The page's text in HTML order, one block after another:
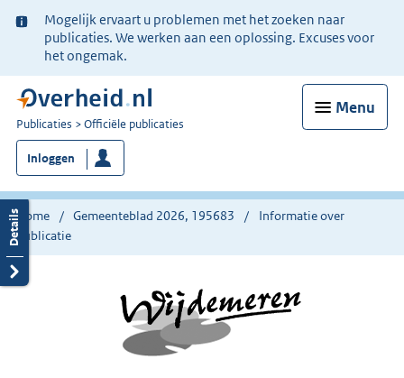
Ter
informatie:
Mogelijk ervaart u problemen met het zoeken naar
publicaties. We werken aan een oplossing. Excuses voor
het ongemak.
Menu
U
bent
nu
hier:
Publicaties Officiële publicaties
Inloggen
Home Gemeenteblad 2026, 195683
Informatie over
publicatie